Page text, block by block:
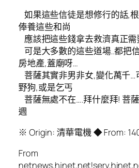
如果這些信徒是想修行的話,
俸養這些和尚
應該把這些錢拿去救濟真正
可是大多數的這些道場..都把
房地產,蓋廟呀…
菩薩其實非男非女,變化萬千…
野狗,或是乞丐
菩薩無處不在….拜什麼拜! 菩
週
※ Origin: 清華電機 ◆ From:
From